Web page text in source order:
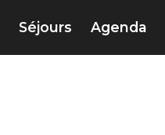
Séjours Agenda